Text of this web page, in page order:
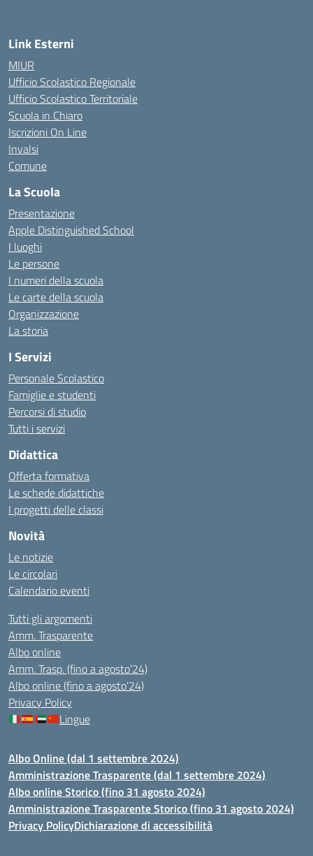
Link Esterni
MIUR
Ufficio Scolastico Regionale
Ufficio Scolastico Territoriale
Scuola in Chiaro
Iscrizioni On Line
Invalsi
Comune
La Scuola
Presentazione
Apple Distinguished School
I luoghi
Le persone
I numeri della scuola
Le carte della scuola
Organizzazione
La storia
I Servizi
Personale Scolastico
Famiglie e studenti
Percorsi di studio
Tutti i servizi
Didattica
Offerta formativa
Le schede didattiche
I progetti delle classi
Novità
Le notizie
Le circolari
Calendario eventi
Tutti gli argomenti
Amm. Trasparente
Albo online
Amm. Trasp. (fino a agosto’24)
Albo online (fino a agosto’24)
Privacy Policy
Lingue
Albo Online (dal 1 settembre 2024)
Amministrazione Trasparente (dal 1 settembre 2024)
Albo online Storico (fino 31 agosto 2024)
Amministrazione Trasparente Storico (fino 31 agosto 2024)
Privacy PolicyDichiarazione di accessibilità